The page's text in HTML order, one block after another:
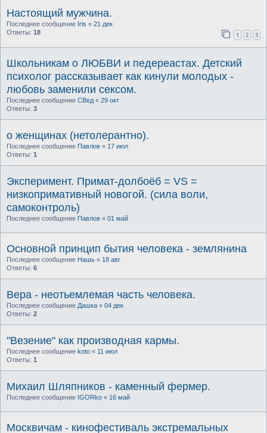
Настоящий мужчина.
Последнее сообщение Iris « 21 дек
Ответы: 18 1 2 3
Школьникам о ЛЮБВИ и педереастах. Детский
психолог рассказывает как кинули молодых -
любовь заменили сексом.
Последнее сообщение СВед « 29 окт
Ответы: 3
о женщинах (нетолерантно).
Последнее сообщение Павлов « 17 июл
Ответы: 1
Эксперимент. Примат-долбоёб = VS =
низкопримативный новогой. (сила воли,
самоконтроль)
Последнее сообщение Павлов « 01 май
Основной принцип бытия человека - землянина
Последнее сообщение Нашь « 18 авг
Ответы: 6
Вера - неотьемлемая часть человека.
Последнее сообщение Дашка « 04 дек
Ответы: 2
"Везение" как производная кармы.
Последнее сообщение koto « 11 июл
Ответы: 1
Михаил Шляпников - каменный фермер.
Последнее сообщение IGORko « 16 май
Москвичам - кинофестиваль экстремальных